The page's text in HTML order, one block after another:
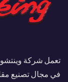
في مجال تصنيع